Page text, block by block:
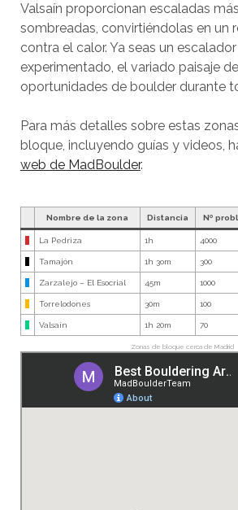
Valsaín proporcionan escaladas
sombreadas, convirtiéndolas en un
contra el calor. Ya seas un
experimentado, el variado paisaje
oportunidades de boulder durante
Para más detalles sobre estas
bloque, incluyendo guías y videos,
web de MadBoulder.
Nombre de la zona Distancia Nº
La Pedriza 1h 4000
Tamajón 1h 3om 300
Zarzalejo – El Esocrial 45m 1000
Torrelodones 30m 100
Valsaín 1h 20m 70
Zonas de bloque cerca de Madrid